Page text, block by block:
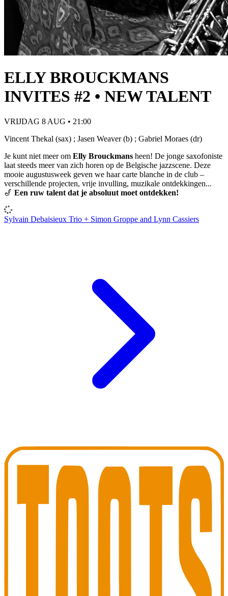
ELLY BROUCKMANS
INVITES #2 • NEW TALENT
VRIJDAG 8 AUG • 21:00
Vincent Thekal (sax) ; Jasen Weaver (b) ; Gabriel Moraes (dr)
Je kunt niet meer om Elly Brouckmans heen! De jonge saxofoniste
laat steeds meer van zich horen op de Belgische jazzscene. Deze
mooie augustusweek geven we haar carte blanche in de club –
verschillende projecten, vrije invulling, muzikale ontdekkingen...
🎷 Een ruw talent dat je absoluut moet ontdekken!
Sylvain Debaisieux Trio + Simon Groppe and Lynn Cassiers